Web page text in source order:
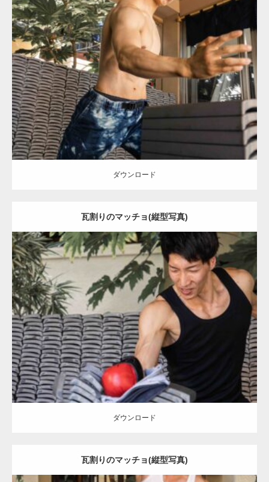
Update:2023.02.11
Category:瓦割りのマッチョ オレンジの人 浅草 (東京)
ダウンロード
ダウンロード
瓦割りのマッチョ(縦型写真)
Update:2023.02.11
Category:瓦割りのマッチョ オレンジの人 AKIHITO(細マッチョ)
浅草 (東京)
ダウンロード
ダウンロード
瓦割りのマッチョ(縦型写真)